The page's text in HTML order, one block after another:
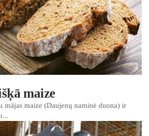
maize
mājas maize (Daujenų naminė duona) ir